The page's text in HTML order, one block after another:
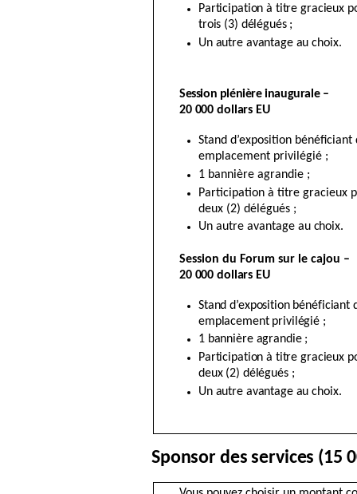
Participation à titre gracieux
trois (3) délégués ;
Un autre avantage au choix.
Session plénière inaugurale –
20 000 dollars EU
Stand d’exposition bénéficiant
emplacement privilégié ;
1 bannière agrandie ;
Participation à titre gracieux
deux (2) délégués ;
Un autre avantage au choix.
Session du Forum sur le cajou –
20 000 dollars EU
Stand d’exposition bénéficiant
emplacement privilégié ;
1 bannière agrandie ;
Participation à titre gracieux
deux (2) délégués ;
Un autre avantage au choix.
Sponsor des services (15